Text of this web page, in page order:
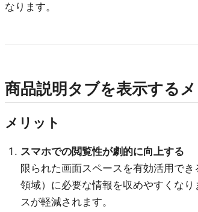
なります。
商品説明タブを表示する
メリット
スマホでの閲覧性が劇的に向上する
限られた画面スペースを有効活用で
領域）に必要な情報を収めやすくな
スが軽減されます。